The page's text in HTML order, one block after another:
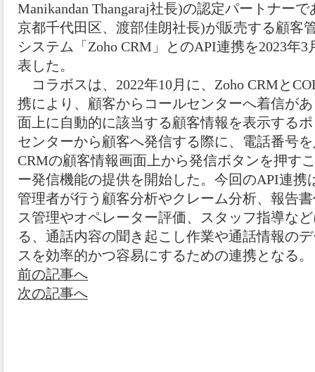
Manikandan Thangaraj社長)の認定パートナーで
京都千代田区、渡部佳朗社長)が販売する顧客
システム「Zoho CRM」とのAPI連携を2023年
表した。
コラボスは、2022年10月に、Zoho CRMと
携により、顧客からコールセンターへ着信が
面上に自動的に該当する顧客情報を表示する
センターから顧客へ発信する際に、電話番号
CRMの顧客情報画面上から発信ボタンを押す
ー発信機能の提供を開始した。今回のAPI連携
管理者が行う顧客分析やクレーム分析、報告
ス管理やオペレーター評価、スタッフ指導な
る、通話内容の聞き起こし作業や通話情報の
スを効率的かつ容易にするための連携となる。
前の記事へ
次の記事へ